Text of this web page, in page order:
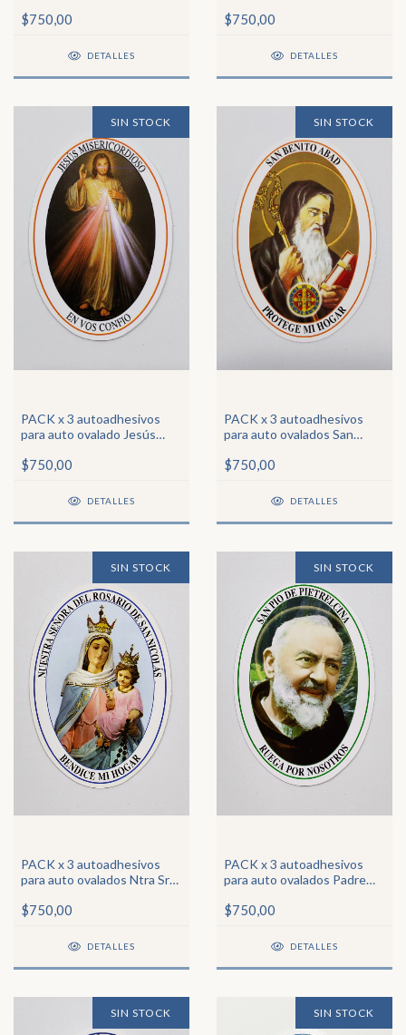
$750,00
DETALLES
$750,00
DETALLES
SIN STOCK
PACK x 3 autoadhesivos
para auto ovalado Jesús
$750,00
DETALLES
SIN STOCK
PACK x 3 autoadhesivos
para auto ovalados San
$750,00
DETALLES
SIN STOCK
PACK x 3 autoadhesivos
para auto ovalados Ntra Sra
$750,00
DETALLES
SIN STOCK
PACK x 3 autoadhesivos
para auto ovalados Padre
$750,00
DETALLES
SIN STOCK SIN STOCK